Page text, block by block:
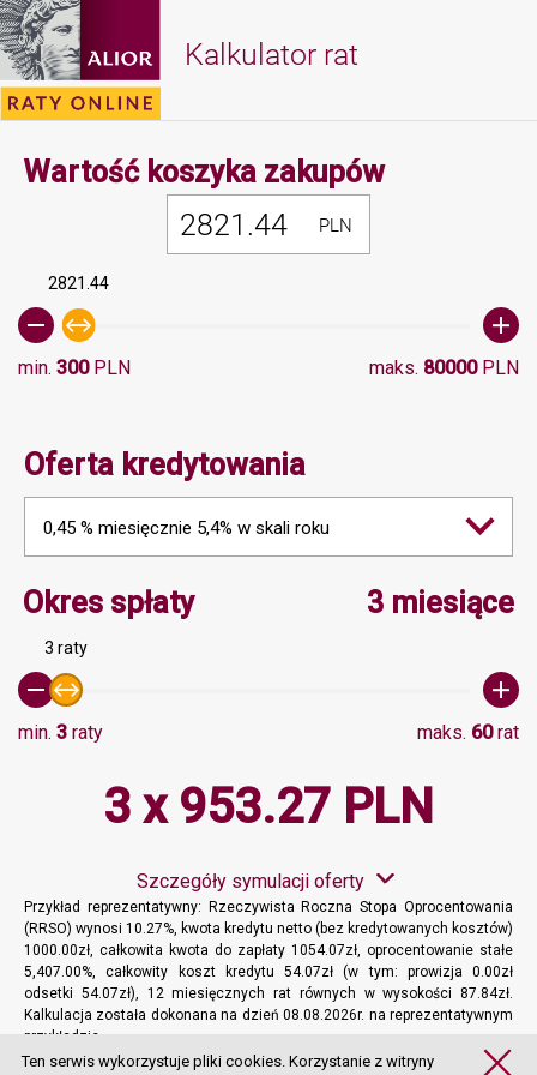
Kalkulator rat
Wartość koszyka zakupówMinimalna
PLN
2821.44
min. 300PLN maks. 80000PLN
Oferta kredytowania
0,45 % miesięcznie 5,4% w skali roku
Okres spłatyMinimalna wartość 3,
3 miesiące
3 raty
min. 3 raty maks. 60rat
3 x 953.27 PLN
Szczegóły symulacji oferty
Przykład reprezentatywny: Rzeczywista Roczna Stopa Oprocentowania
(RRSO) wynosi 10.27%, kwota kredytu netto (bez kredytowanych kosztów)
1000.00zł, całkowita kwota do zapłaty 1054.07zł, oprocentowanie stałe
5,407.00%, całkowity koszt kredytu 54.07zł (w tym: prowizja 0.00zł
odsetki 54.07zł), 12 miesięcznych rat równych w wysokości 87.84zł.
Kalkulacja została dokonana na dzień 08.08.2026r. na reprezentatywnym
przykładzie.
Więcej informacji
Ten serwis wykorzystuje pliki cookies. Korzystanie z witryny